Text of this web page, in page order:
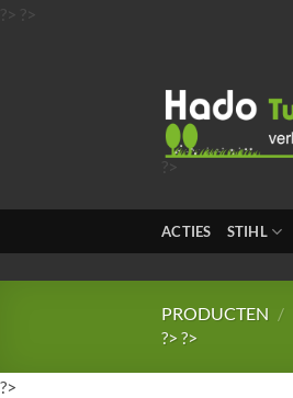
?> ?>
?>
ACTIES STIHL
PRODUCTEN /
?> ?>
?>